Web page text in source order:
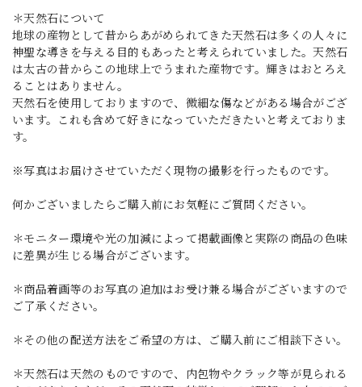
＊天然石について
地球の産物として昔からあがめられてきた天然石は多くの人々に
神聖な導きを与える目的もあったと考えられていました。天然石
は太古の昔からこの地球上でうまれた産物です。輝きはおとろえ
ることはありません。
天然石を使用しておりますので、微細な傷などがある場合がござ
います。これも含めて好きになっていただきたいと考えておりま
す。
※写真はお届けさせていただく現物の撮影を行ったものです。
何かございましたらご購入前にお気軽にご質問ください。
＊モニター環境や光の加減によって掲載画像と実際の商品の色味
に差異が生じる場合がございます。
＊商品着画等のお写真の追加はお受け兼る場合がございますので
ご了承ください。
＊その他の配送方法をご希望の方は、ご購入前にご相談下さい。
＊天然石は天然のものですので、内包物やクラック等が見られる